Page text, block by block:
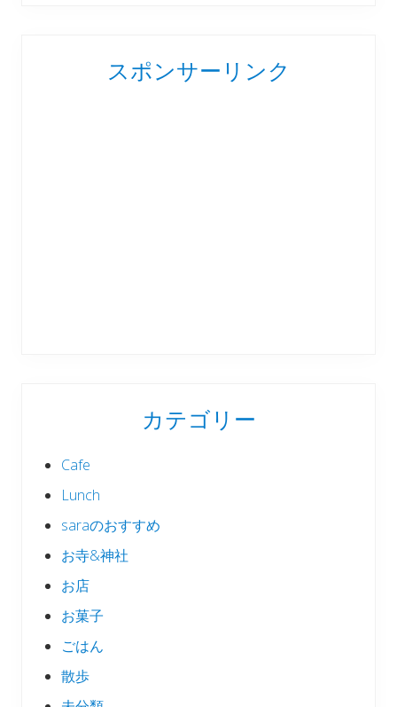
スポンサーリンク
カテゴリー
Cafe
Lunch
saraのおすすめ
お寺&神社
お店
お菓子
ごはん
散歩